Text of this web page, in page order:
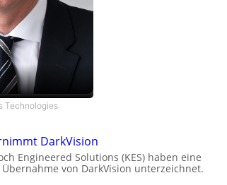
Technologies
DarkVision
Engineered Solutions (KES) haben eine
von DarkVision unterzeichnet.